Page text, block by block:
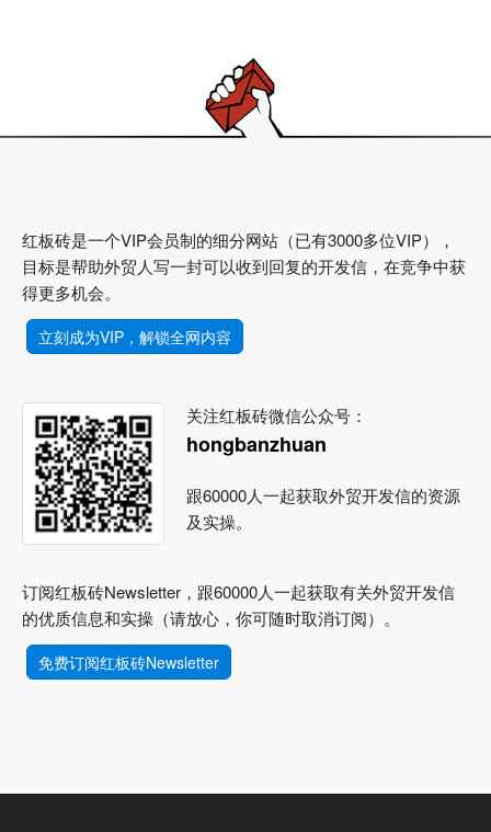
红板砖是一个VIP会员制的细分网站（已有3000多位VIP），
目标是帮助外贸人写一封可以收到回复的开发信，在竞争中获
得更多机会。
立刻成为VIP，解锁全网内容
关注红板砖微信公众号：
hongbanzhuan
跟60000人一起获取外贸开发信的资源
及实操。
订阅红板砖Newsletter，跟60000人一起获取有关外贸开发信
的优质信息和实操（请放心，你可随时取消订阅）。
免费订阅红板砖Newsletter